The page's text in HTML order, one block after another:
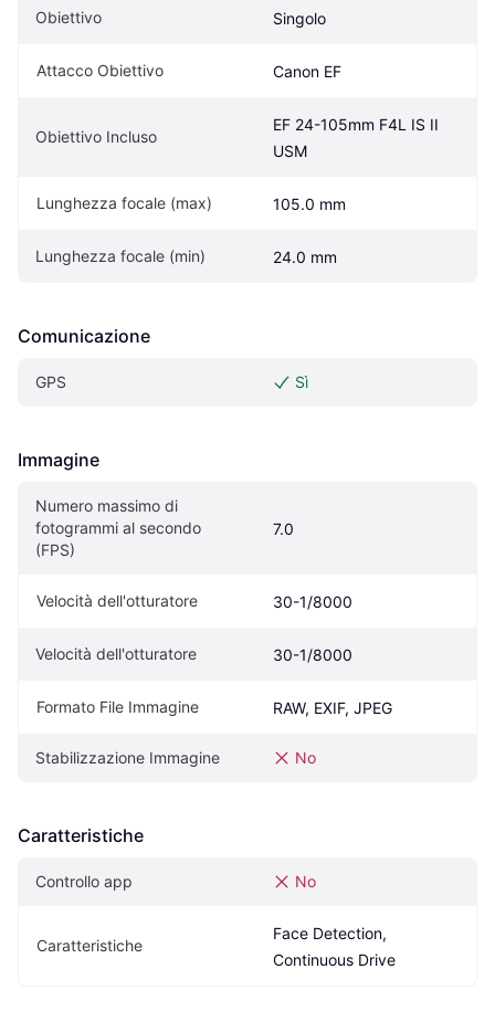
Obiettivo Singolo
Attacco Obiettivo Canon EF
Obiettivo Incluso
EF 24-105mm F4L IS II
USM
Lunghezza focale (max) 105.0 mm
Lunghezza focale (min) 24.0 mm
Comunicazione
GPS Sì
Immagine
Numero massimo di
fotogrammi al secondo
(FPS)
7.0
Velocità dell'otturatore 30-1/8000
Velocità dell'otturatore 30-1/8000
Formato File Immagine RAW, EXIF, JPEG
Stabilizzazione Immagine No
Caratteristiche
Controllo app No
Caratteristiche
Face Detection,
Continuous Drive